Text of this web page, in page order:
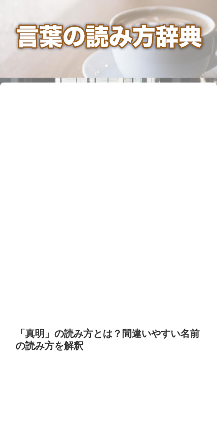
「真明」の読み方とは？間違いやすい名前
の読み方を解釈